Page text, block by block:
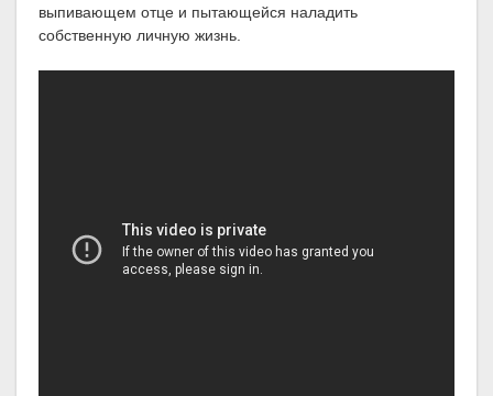
выпивающем отце и пытающейся наладить
собственную личную жизнь.